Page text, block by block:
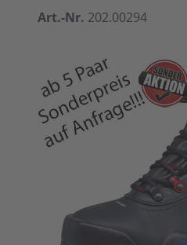
Art.-Nr. 202.00294